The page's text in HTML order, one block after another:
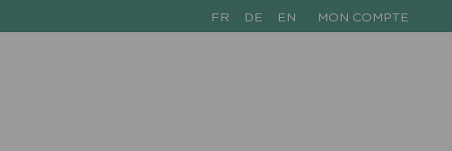
FR DE EN MON COMPTE